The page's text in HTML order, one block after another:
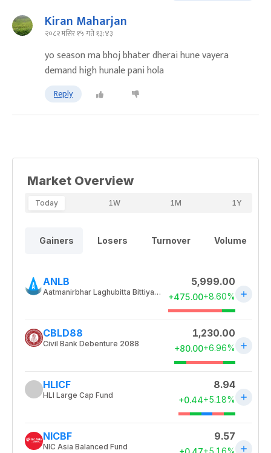
Kiran Maharjan
२०८२ मंसिर १५ गते १३:४३
yo season ma bhoj bhater dherai hune vayera
demand high hunale pani hola
Reply